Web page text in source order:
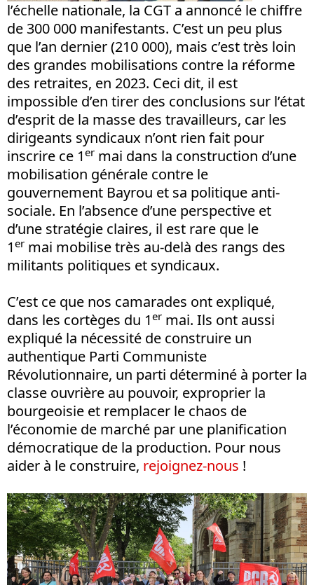
l’échelle nationale, la CGT a annoncé le chiffre
de 300 000 manifestants. C’est un peu plus
que l’an dernier (210 000), mais c’est très loin
des grandes mobilisations contre la réforme
des retraites, en 2023. Ceci dit, il est
impossible d’en tirer des conclusions sur l’état
d’esprit de la masse des travailleurs, car les
dirigeants syndicaux n’ont rien fait pour
inscrire ce 1er mai dans la construction d’une
mobilisation générale contre le
gouvernement Bayrou et sa politique anti-
sociale. En l’absence d’une perspective et
d’une stratégie claires, il est rare que le
1er mai mobilise très au-delà des rangs des
militants politiques et syndicaux.
C’est ce que nos camarades ont expliqué,
dans les cortèges du 1er mai. Ils ont aussi
expliqué la nécessité de construire un
authentique Parti Communiste
Révolutionnaire, un parti déterminé à porter la
classe ouvrière au pouvoir, exproprier la
bourgeoisie et remplacer le chaos de
l’économie de marché par une planification
démocratique de la production. Pour nous
aider à le construire, rejoignez-nous !